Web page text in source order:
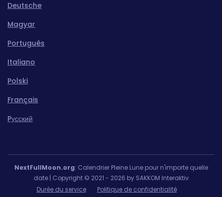
Deutsche
Magyar
Português
Italiano
Polski
Français
Pусский
NextFullMoon.org: Calendrier Pleine Lune pour n'importe quelle
date | Copyright © 2021 - 2026 by SAKKOM Interaktiv
Durée du service
Politique de confidentialité